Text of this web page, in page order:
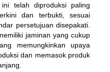
telah diproduksi paling
dan terbukti, sesuai
persetujuan disepakati.
jaminan yang cukup
memungkinkan upaya
dan memasok produk